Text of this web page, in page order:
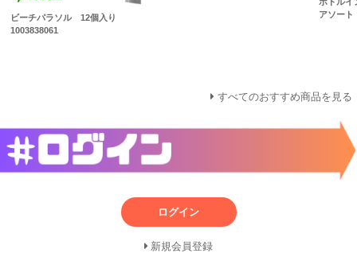
ビーチパラソル 12個入り
1003838061
アソー
すべてのおすすめ商品を見る
ログイン
新規会員登録